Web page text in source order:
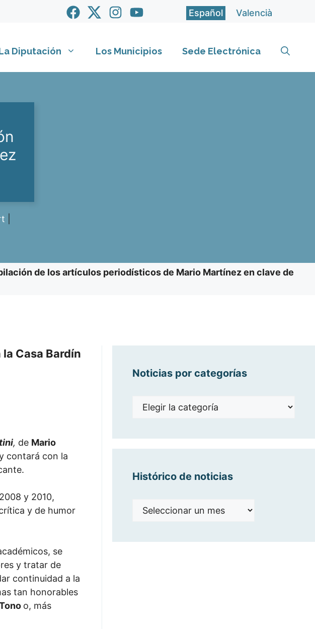
Español Valencià
Diputación Los Municipios Sede Electrónica
de los artículos periodísticos de Mario Martínez en clave de
Casa Bardín
, de Mario
contará con la
y 2010,
y de humor
se
y tratar de
continuidad a la
tan honorables
o, más
Noticias por categorías
Noticias
Histórico de noticias
Histórico